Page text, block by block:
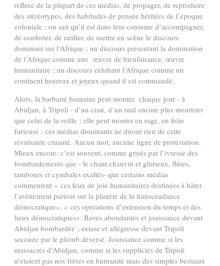
reflexe de la plupart de ces médias, de propager, de reproduire
des stéréotypes, des habitudes de pensée héritées de l’époque
coloniale ; on sait qu’il est dans leur coutume d’accompagner,
de conforter, de ratifier, de mettre en scène le discours
dominant sur l’Afrique ; un discours présentant la domination
de l’Afrique comme une œuvre de bienfaisance, œuvre
humanitaire ; un discours exhibant l’Afrique comme un
continent heureux et joyeux quand il est commandé.
Alors, la barbarie humaine peut monter chaque jour - à
Abidjan, à Tripoli - d’un cran, d’un raid encore plus meurtrier
que celui de la veille ; elle peut monter en rage, en folie
furieuse ; ces médias dominants ne diront rien de cette
révulsante cruauté. Aucun mot, aucune ligne de protestation.
Mieux encore: c’est souvent, comme grisés par l’ivresse des
bombardements que - le chant chauvin et glorieux, flûtes,
tambours et cymbales exaltés- que certains médias
commentent « ces feux de joie humanitaires destinées à hâter
l’avènement partout sur la planète de la transcendance
démocratique», « ces opérations d’extension du temps et des
lieux démocratiques». Baves abondantes et jouissance devant
Abidjan bombardée ; extase et allégresse devant Tripoli
secouée par le plomb déversé. Jouissance comme si les
massacrés d’Abidjan, comme si les suppliciés de Tripoli
n’étaient pas nos frères en humanité mais des simples bestiaux